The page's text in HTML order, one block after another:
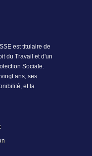
est titulaire de
du Travail et d'un
Sociale.
ans, ses
et la